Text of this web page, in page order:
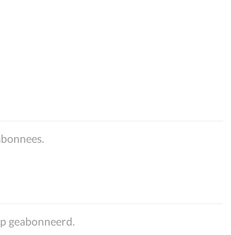
geabonneerd.